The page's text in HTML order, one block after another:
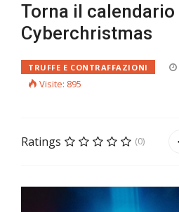
Torna il calendario
Cyberchristmas
TRUFFE E CONTRAFFAZIONI
Visite: 895
Ratings (0)